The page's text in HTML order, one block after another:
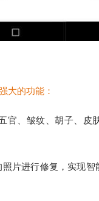
大的功能：
官、皱纹、胡子、
片进行修复，实现